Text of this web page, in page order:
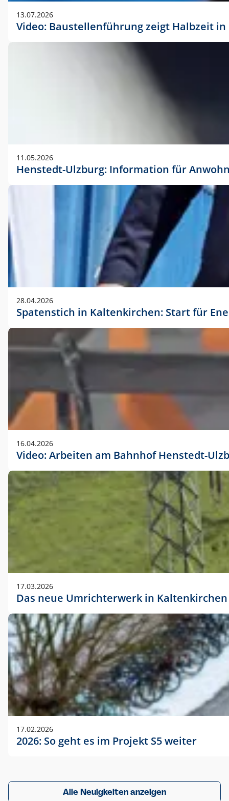
13.07.2026
Video: Baustellenführung zeigt Halbzeit
11.05.2026
Henstedt-Ulzburg: Information für
28.04.2026
Spatenstich in Kaltenkirchen: Start für
16.04.2026
Video: Arbeiten am Bahnhof Henstedt-
17.03.2026
Das neue Umrichterwerk in Kaltenkirchen
17.02.2026
2026: So geht es im Projekt S5 weiter
Alle Neuigkeiten anzeigen